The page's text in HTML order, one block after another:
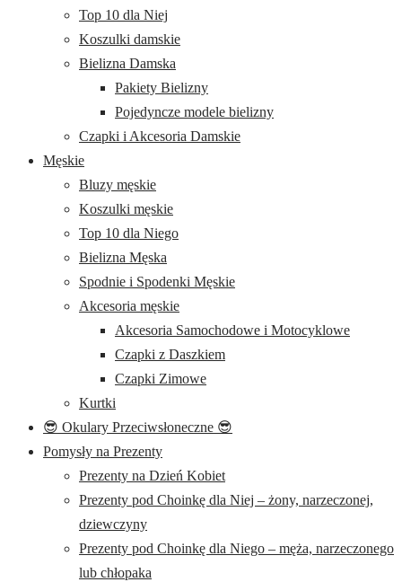
Top 10 dla Niej
Koszulki damskie
Bielizna Damska
Pakiety Bielizny
Pojedyncze modele bielizny
Czapki i Akcesoria Damskie
Męskie
Bluzy męskie
Koszulki męskie
Top 10 dla Niego
Bielizna Męska
Spodnie i Spodenki Męskie
Akcesoria męskie
Akcesoria Samochodowe i Motocyklowe
Czapki z Daszkiem
Czapki Zimowe
Kurtki
😎 Okulary Przeciwsłoneczne 😎
Pomysły na Prezenty
Prezenty na Dzień Kobiet
Prezenty pod Choinkę dla Niej – żony, narzeczonej,
dziewczyny
Prezenty pod Choinkę dla Niego – męża, narzeczonego
lub chłopaka